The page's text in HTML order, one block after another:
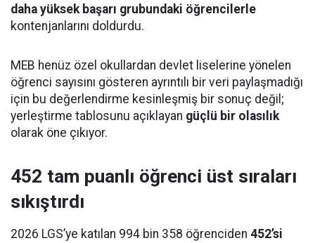
daha yüksek başarı grubundaki öğrencilerle
kontenjanlarını doldurdu.
MEB henüz özel okullardan devlet liselerine yönelen
öğrenci sayısını gösteren ayrıntılı bir veri paylaşmadığı
için bu değerlendirme kesinleşmiş bir sonuç değil;
yerleştirme tablosunu açıklayan güçlü bir olasılık
olarak öne çıkıyor.
452 tam puanlı öğrenci üst sıraları
sıkıştırdı
2026 LGS’ye katılan 994 bin 358 öğrenciden 452’si